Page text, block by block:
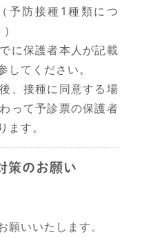
予防接種1種類につ
に保護者本人が記載
してください。
、接種に同意する場
って予診票の保護者
ます。
策のお願い
願いいたします。